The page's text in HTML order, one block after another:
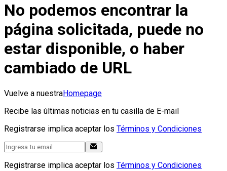
No podemos encontrar la
página solicitada, puede no
estar disponible, o haber
cambiado de URL
Vuelve a nuestraHomepage
Recibe las últimas noticias en tu casilla de E-mail
Registrarse implica aceptar los Términos y Condiciones
Registrarse implica aceptar los Términos y Condiciones